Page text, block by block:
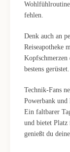
fehlen.
Denk auch an
Reiseapotheke
bestens gerüstet.
Technik-Fans
Powerbank
Ein faltbarer
und bietet Platz
genießt du